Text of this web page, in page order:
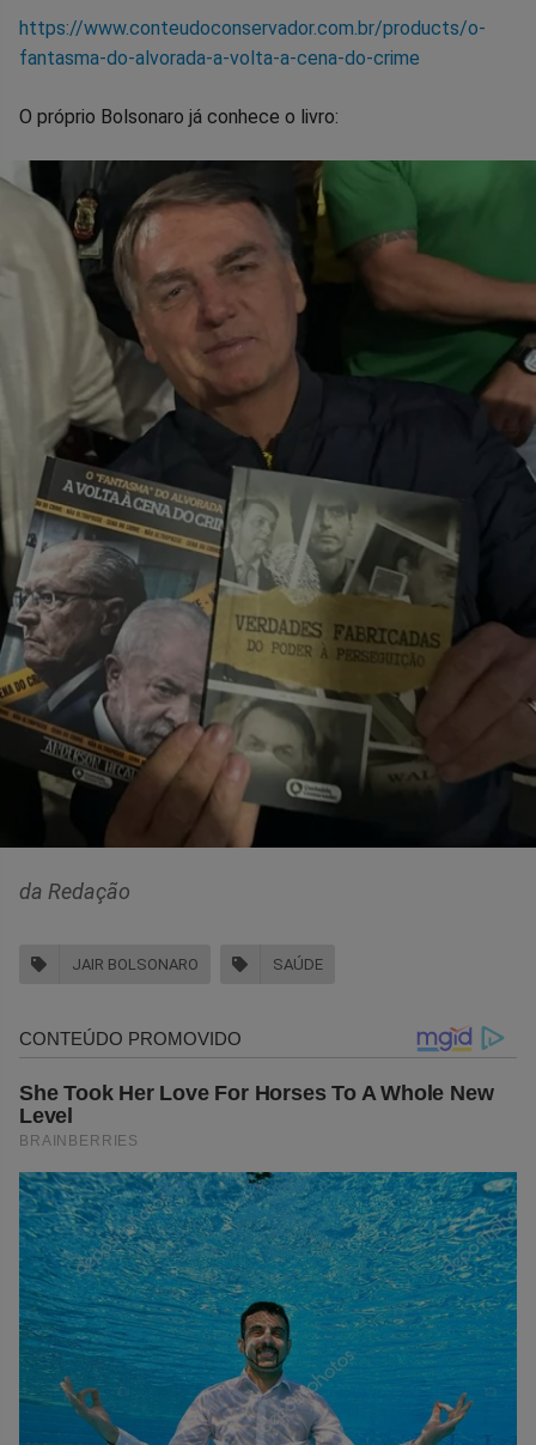
https://www.conteudoconservador.com.br/products/o-
fantasma-do-alvorada-a-volta-a-cena-do-crime
O próprio Bolsonaro já conhece o livro:
da Redação
JAIR BOLSONARO SAÚDE